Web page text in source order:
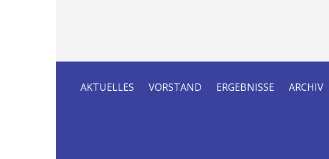
AKTUELLES VORSTAND ERGEBNISSE ARCHIV